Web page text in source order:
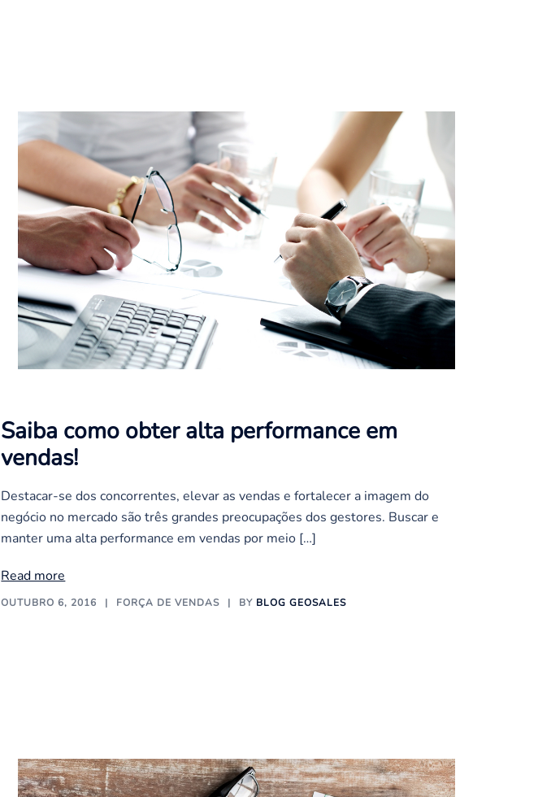
Saiba como obter alta performance em
vendas!
Destacar-se dos concorrentes, elevar as vendas e fortalecer a imagem do
negócio no mercado são três grandes preocupações dos gestores. Buscar e
manter uma alta performance em vendas por meio […]
Read more
OUTUBRO 6, 2016 FORÇA DE VENDAS BY BLOG GEOSALES